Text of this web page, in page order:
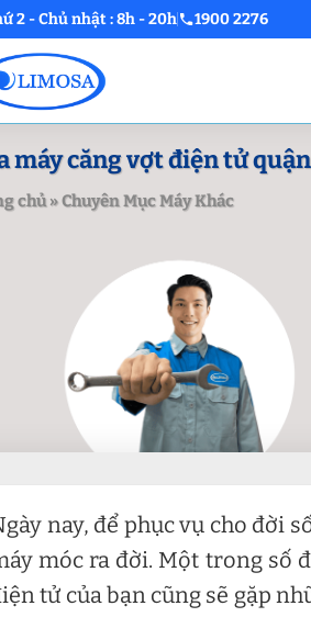
2 - Chủ nhật : 8h - 20h 1900 2276
máy căng vợt điện tử
chủ»Chuyên Mục Máy Khác
nay, để phục vụ cho đời
móc ra đời. Một trong số
tử của bạn cũng sẽ gặp